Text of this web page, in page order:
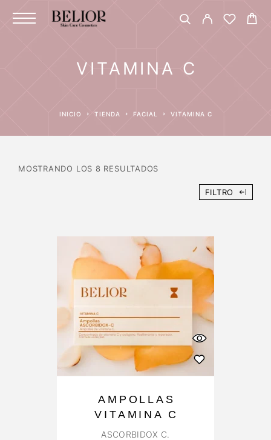
VITAMINA C
INICIO TIENDA FACIAL VITAMINA C
MOSTRANDO LOS 8 RESULTADOS
FILTRO
AMPOLLAS
VITAMINA C
ASCORBIDOX C.